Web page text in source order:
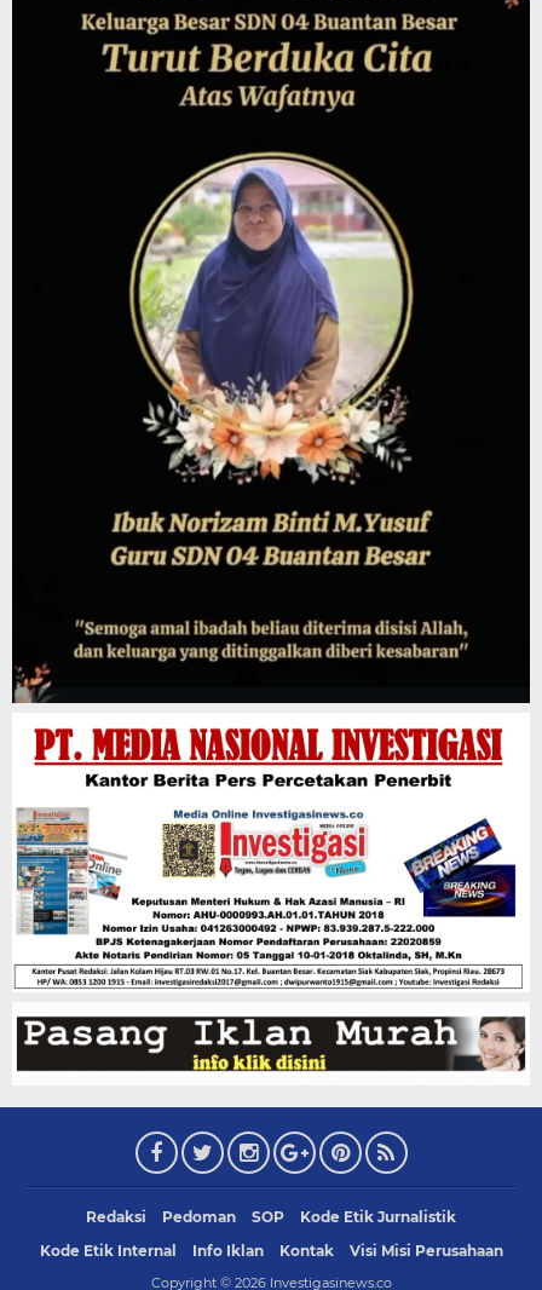
Redaksi Pedoman SOP
Kode Etik Jurnalistik
Kode Etik Internal
Info Iklan Kontak Visi Misi Perusahaan
Copyright © 2026 Investigasinews.co